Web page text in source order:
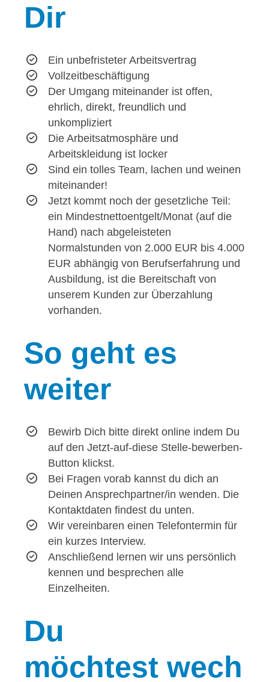
Dir
Ein unbefristeter Arbeitsvertrag
Vollzeitbeschäftigung
Der Umgang miteinander ist offen,
ehrlich, direkt, freundlich und
unkompliziert
Die Arbeitsatmosphäre und
Arbeitskleidung ist locker
Sind ein tolles Team, lachen und weinen
miteinander!
Jetzt kommt noch der gesetzliche Teil:
ein Mindestnettoentgelt/Monat (auf die
Hand) nach abgeleisteten
Normalstunden von 2.000 EUR bis 4.000
EUR abhängig von Berufserfahrung und
Ausbildung, ist die Bereitschaft von
unserem Kunden zur Überzahlung
vorhanden.
So geht es
weiter
Bewirb Dich bitte direkt online indem Du
auf den Jetzt-auf-diese Stelle-bewerben-
Button klickst.
Bei Fragen vorab kannst du dich an
Deinen Ansprechpartner/in wenden. Die
Kontaktdaten findest du unten.
Wir vereinbaren einen Telefontermin für
ein kurzes Interview.
Anschließend lernen wir uns persönlich
kennen und besprechen alle
Einzelheiten.
Du
möchtest wech